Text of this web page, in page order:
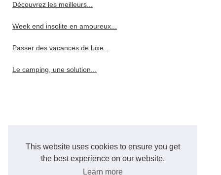
This website uses cookies to ensure you get
the best experience on our website.
Learn more
Découvrez les meilleurs...
Week end insolite en amoureux...
Passer des vacances de luxe...
Le camping, une solution...